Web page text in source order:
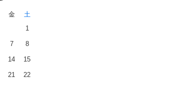
金
土
1
7 8
14 15
21 22